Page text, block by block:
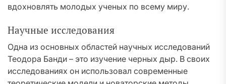
вдохновлять молодых ученых по всему миру.
Научные исследования
Одна из основных областей научных исследований
Теодора Банди – это изучение черных дыр. В своих
исследованиях он использовал современные